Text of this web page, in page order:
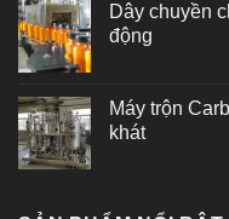
Dây chuyền
động
Máy trộn
khát